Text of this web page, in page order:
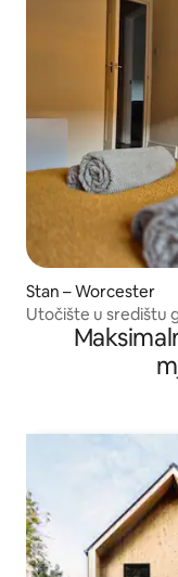
Stan – Worcester
Utočište u središtu